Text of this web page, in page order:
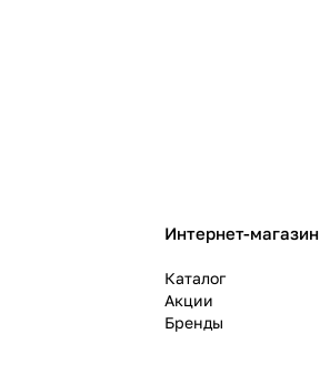
Интернет-магазин
Каталог
Акции
Бренды